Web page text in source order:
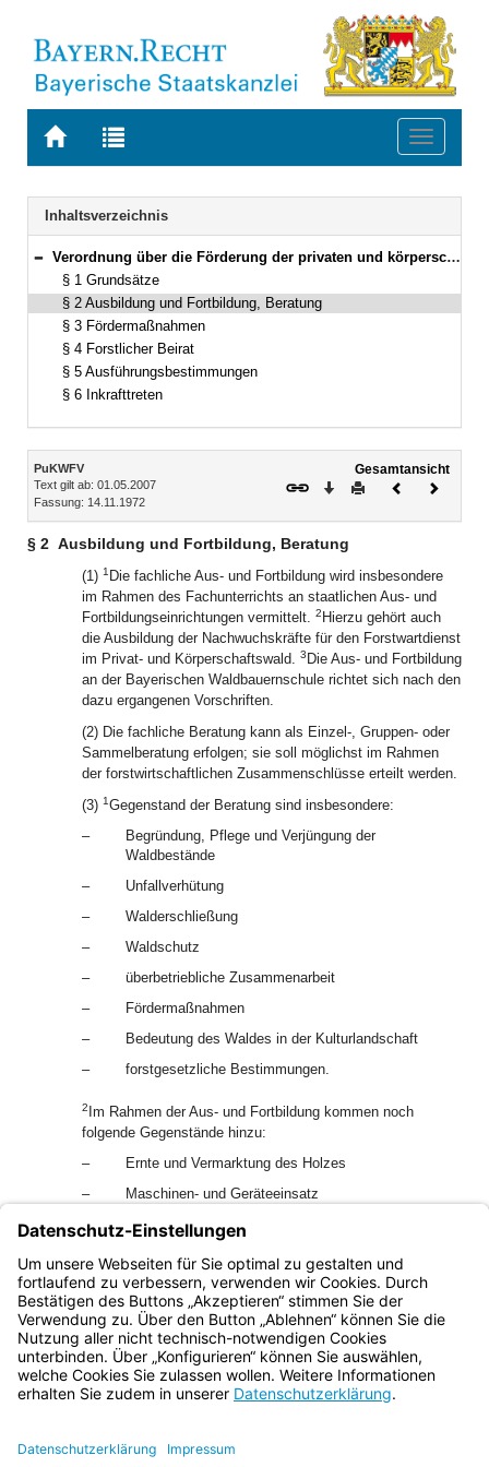
Zur
BAYERN.RECHT
Zur
letzten
Suche
Toggle
Navigation
Inhaltsverzeichnis
Bereich reduzieren
Verordnung über die Förderung der privaten und körperschaftlichen Waldwirtschaft (PuKWFV) Vom 14. November 1972 (BayRS V S. 557) BayRS 7904-1-L (§§ 1–6)
§ 1 Grundsätze
§ 2 Ausbildung und Fortbildung, Beratung
§ 3 Fördermaßnahmen
§ 4 Forstlicher Beirat
§ 5 Ausführungsbestimmungen
§ 6 Inkrafttreten
Inhalt
PuKWFV
Text gilt ab: 01.05.2007
Fassung: 14.11.1972
Gesamtansicht
Download
DruckenVorheriges
§ 2 Ausbildung und Fortbildung, Beratung
(1) 1 Die fachliche Aus- und Fortbildung wird insbesondere
im Rahmen des Fachunterrichts an staatlichen Aus- und
Fortbildungseinrichtungen vermittelt. 2 Hierzu gehört auch
die Ausbildung der Nachwuchskräfte für den Forstwartdienst
im Privat- und Körperschaftswald. 3 Die Aus- und Fortbildung
an der Bayerischen Waldbauernschule richtet sich nach den
dazu ergangenen Vorschriften.
(2) Die fachliche Beratung kann als Einzel-, Gruppen- oder
Sammelberatung erfolgen; sie soll möglichst im Rahmen
der forstwirtschaftlichen Zusammenschlüsse erteilt werden.
(3) 1Gegenstand der Beratung sind insbesondere:
–
Begründung, Pflege und Verjüngung der
Waldbestände
–
Unfallverhütung
–
Walderschließung
–
Waldschutz
–
überbetriebliche Zusammenarbeit
–
Fördermaßnahmen
–
Bedeutung des Waldes in der Kulturlandschaft
–
forstgesetzliche Bestimmungen.
2 Im Rahmen der Aus- und Fortbildung kommen noch
folgende Gegenstände hinzu:
–
Ernte und Vermarktung des Holzes
–
Maschinen- und Geräteeinsatz
–
betriebswirtschaftliche Fragen.
3Es können auch allgemeine rechtliche und forstpolitische
Hinweise gegeben werden.
Bayern.de
BayernPortal
Impressum